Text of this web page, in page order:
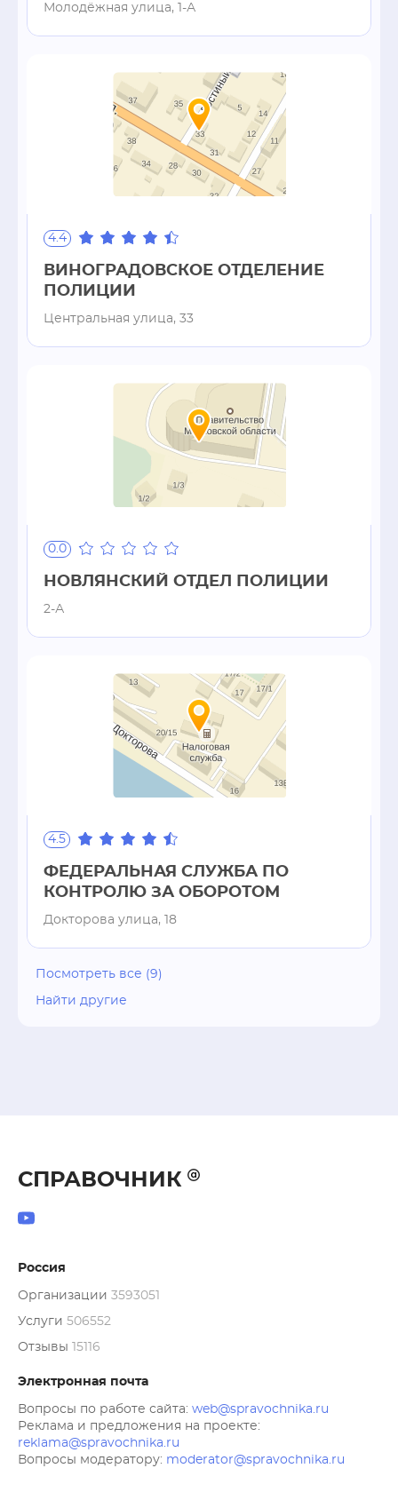
Молодёжная улица, 1-А
4.4
ВИНОГРАДОВСКОЕ ОТДЕЛЕНИЕ
ПОЛИЦИИ
Центральная улица, 33
0.0
НОВЛЯНСКИЙ ОТДЕЛ ПОЛИЦИИ
2-А
4.5
ФЕДЕРАЛЬНАЯ СЛУЖБА ПО
КОНТРОЛЮ ЗА ОБОРОТОМ
Докторова улица, 18
Посмотреть все (9)
Найти другие
СПРАВОЧНИК
Россия
Организации 3593051
Услуги 506552
Отзывы 15116
Электронная почта
Вопросы по работе сайта: web@spravochnika.ru
Реклама и предложения на проекте:
reklama@spravochnika.ru
Вопросы модератору: moderator@spravochnika.ru